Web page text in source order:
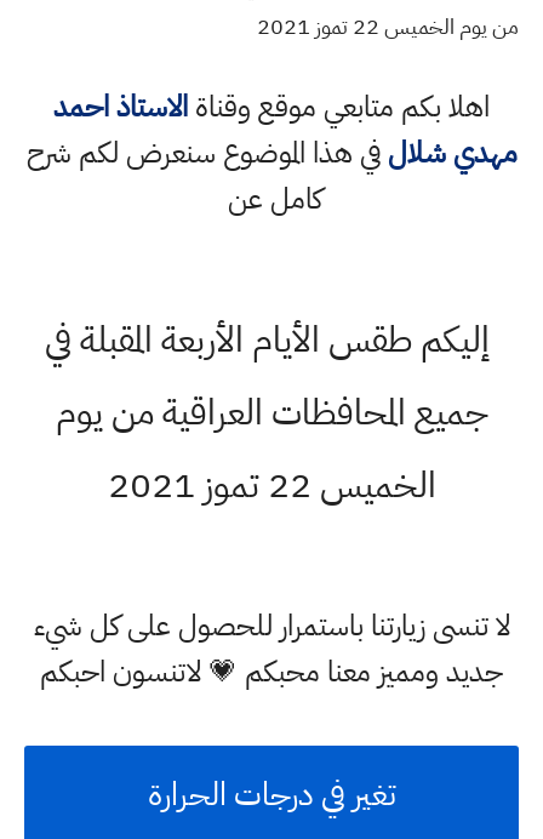
من يوم الخميس 22 تموز 2021
اهلا بكم متابعي موقع وقناةالاستاذ احمد
مهدي شلالفي هذا الموضوع سنعرض لكم شرح
كامل عن
إليكم طقس الأيام الأربعة المقبلة في
جميع المحافظات العراقية من يوم
الخميس 22 تموز 2021
لا تنسى زيارتنا باستمرار للحصول على كل شيء
جديد ومميز معنا محبكم 💗 لاتنسون احبكم
تغير في درجات الحرارة